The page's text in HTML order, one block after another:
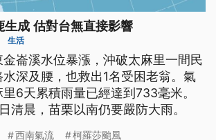
生成 估對台無直接影響
生活
崙溪水位暴漲，沖破太麻里一間民
深及腰，也救出1名受困老翁。氣
6天累積雨量已經達到733毫米。
清晨，苗栗以南仍要嚴防大雨。
西南氣流 柯羅莎颱風